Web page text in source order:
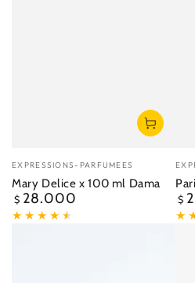
Vendedor:
EXPRESSIONS-PARFUMEES
Mary Delice x 100 ml Dama
Precio
regular
$ 28.000 $